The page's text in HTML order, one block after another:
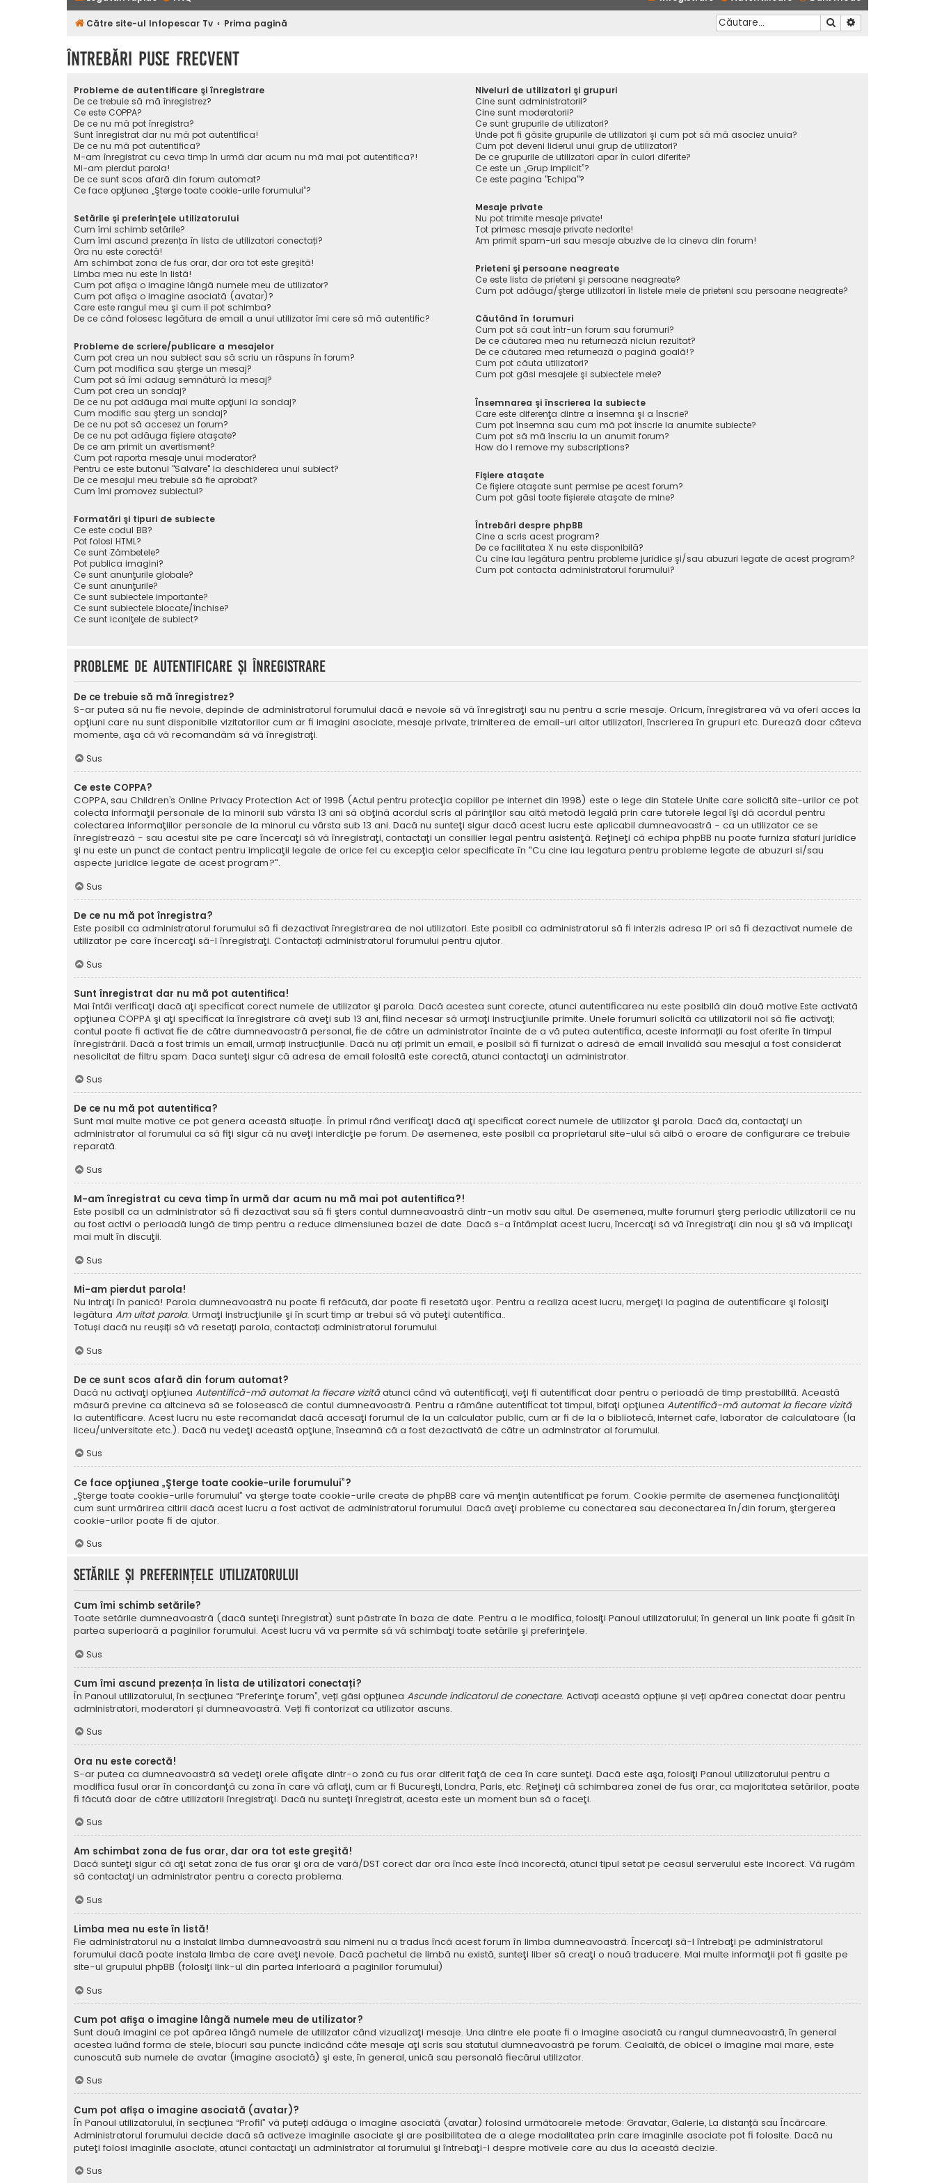
Către site-ul Infopescar Tv Prima pagină Căutare
Întrebări puse frecvent
Probleme de autentificare şi înregistrare
De ce trebuie să mă înregistrez?
Ce este COPPA?
De ce nu mă pot înregistra?
Sunt înregistrat dar nu mă pot autentifica!
De ce nu mă pot autentifica?
M-am înregistrat cu ceva timp în urmă dar acum nu mă mai pot autentifica?!
Mi-am pierdut parola!
De ce sunt scos afară din forum automat?
Ce face opţiunea „Şterge toate cookie-urile forumului”?
Setările şi preferinţele utilizatorului
Cum îmi schimb setările?
Cum îmi ascund prezența în lista de utilizatori conectați?
Ora nu este corectă!
Am schimbat zona de fus orar, dar ora tot este greşită!
Limba mea nu este în listă!
Cum pot afişa o imagine lângă numele meu de utilizator?
Cum pot afișa o imagine asociată (avatar)?
Care este rangul meu şi cum il pot schimba?
De ce când folosesc legătura de email a unui utilizator îmi cere să mă autentific?
Probleme de scriere/publicare a mesajelor
Cum pot crea un nou subiect sau să scriu un răspuns în forum?
Cum pot modifica sau şterge un mesaj?
Cum pot să îmi adaug semnătură la mesaj?
Cum pot crea un sondaj?
De ce nu pot adăuga mai multe opţiuni la sondaj?
Cum modific sau şterg un sondaj?
De ce nu pot să accesez un forum?
De ce nu pot adăuga fişiere ataşate?
De ce am primit un avertisment?
Cum pot raporta mesaje unui moderator?
Pentru ce este butonul "Salvare" la deschiderea unui subiect?
De ce mesajul meu trebuie să fie aprobat?
Cum îmi promovez subiectul?
Formatări şi tipuri de subiecte
Ce este codul BB?
Pot folosi HTML?
Ce sunt Zâmbetele?
Pot publica imagini?
Ce sunt anunţurile globale?
Ce sunt anunţurile?
Ce sunt subiectele importante?
Ce sunt subiectele blocate/închise?
Ce sunt iconiţele de subiect?
Niveluri de utilizatori şi grupuri
Cine sunt administratorii?
Cine sunt moderatorii?
Ce sunt grupurile de utilizatori?
Unde pot fi găsite grupurile de utilizatori şi cum pot să mă asociez unuia?
Cum pot deveni liderul unui grup de utilizatori?
De ce grupurile de utilizatori apar în culori diferite?
Ce este un „Grup implicit”?
Ce este pagina "Echipa"?
Mesaje private
Nu pot trimite mesaje private!
Tot primesc mesaje private nedorite!
Am primit spam-uri sau mesaje abuzive de la cineva din forum!
Prieteni şi persoane neagreate
Ce este lista de prieteni şi persoane neagreate?
Cum pot adăuga/şterge utilizatori în listele mele de prieteni sau persoane neagreate?
Căutând în forumuri
Cum pot să caut într-un forum sau forumuri?
De ce căutarea mea nu returnează niciun rezultat?
De ce căutarea mea returnează o pagină goală!?
Cum pot căuta utilizatori?
Cum pot găsi mesajele şi subiectele mele?
Însemnarea şi înscrierea la subiecte
Care este diferenţa dintre a însemna şi a înscrie?
Cum pot însemna sau cum mă pot înscrie la anumite subiecte?
Cum pot să mă înscriu la un anumit forum?
How do I remove my subscriptions?
Fişiere ataşate
Ce fişiere ataşate sunt permise pe acest forum?
Cum pot găsi toate fişierele ataşate de mine?
Întrebări despre phpBB
Cine a scris acest program?
De ce facilitatea X nu este disponibilă?
Cu cine iau legătura pentru probleme juridice şi/sau abuzuri legate de acest program?
Cum pot contacta administratorul forumului?
Probleme de autentificare şi înregistrare
De ce trebuie să mă înregistrez?
S-ar putea să nu fie nevoie, depinde de administratorul forumului dacă e nevoie să vă înregistraţi sau nu pentru a scrie mesaje. Oricum, înregistrarea vă va oferi acces la
opţiuni care nu sunt disponibile vizitatorilor cum ar fi imagini asociate, mesaje private, trimiterea de email-uri altor utilizatori, înscrierea în grupuri etc. Durează doar câteva
momente, aşa că vă recomandăm să vă înregistraţi.
Sus
Ce este COPPA?
COPPA, sau Children’s Online Privacy Protection Act of 1998 (Actul pentru protecţia copiilor pe internet din 1998) este o lege din Statele Unite care solicită site-urilor ce pot
colecta informaţii personale de la minorii sub vârsta 13 ani să obţină acordul scris al părinţilor sau altă metodă legală prin care tutorele legal îşi dă acordul pentru
colectarea informaţiilor personale de la minorul cu vârsta sub 13 ani. Dacă nu sunteţi sigur dacă acest lucru este aplicabil dumneavoastră - ca un utilizator ce se
înregistrează - sau acestui site pe care încercaţi să vă înregistraţi, contactaţi un consilier legal pentru asistenţă. Reţineţi că echipa phpBB nu poate furniza sfaturi juridice
şi nu este un punct de contact pentru implicaţii legale de orice fel cu excepţia celor specificate în "Cu cine iau legatura pentru probleme legate de abuzuri si/sau
aspecte juridice legate de acest program?".
Sus
De ce nu mă pot înregistra?
Este posibil ca administratorul forumului să fi dezactivat înregistrarea de noi utilizatori. Este posibil ca administratorul să fi interzis adresa IP ori să fi dezactivat numele de
utilizator pe care încercaţi să-l înregistraţi. Contactați administratorul forumului pentru ajutor.
Sus
Sunt înregistrat dar nu mă pot autentifica!
Mai întâi verificaţi dacă aţi specificat corect numele de utilizator şi parola. Dacă acestea sunt corecte, atunci autentificarea nu este posibilă din două motive.Este activată
opţiunea COPPA şi aţi specificat la înregistrare că aveţi sub 13 ani, fiind necesar să urmaţi instrucţiunile primite. Unele forumuri solicită ca utilizatorii noi să fie activaţi;
contul poate fi activat fie de către dumneavoastră personal, fie de către un administrator înainte de a vă putea autentifica, aceste informații au fost oferite în timpul
înregistrării. Dacă a fost trimis un email, urmați instrucțiunile. Dacă nu ați primit un email, e posibil să fi furnizat o adresă de email invalidă sau mesajul a fost considerat
nesolicitat de filtru spam. Daca sunteţi sigur că adresa de email folosită este corectă, atunci contactaţi un administrator.
Sus
De ce nu mă pot autentifica?
Sunt mai multe motive ce pot genera această situație. În primul rând verificaţi dacă aţi specificat corect numele de utilizator şi parola. Dacă da, contactaţi un
administrator al forumului ca să fiţi sigur că nu aveţi interdicţie pe forum. De asemenea, este posibil ca proprietarul site-ului să aibă o eroare de configurare ce trebuie
reparată.
Sus
M-am înregistrat cu ceva timp în urmă dar acum nu mă mai pot autentifica?!
Este posibil ca un administrator să fi dezactivat sau să fi şters contul dumneavoastră dintr-un motiv sau altul. De asemenea, multe forumuri şterg periodic utilizatorii ce nu
au fost activi o perioadă lungă de timp pentru a reduce dimensiunea bazei de date. Dacă s-a întâmplat acest lucru, încercaţi să vă înregistraţi din nou şi să vă implicaţi
mai mult în discuţii.
Sus
Mi-am pierdut parola!
Nu intraţi în panică! Parola dumneavoastră nu poate fi refăcută, dar poate fi resetată uşor. Pentru a realiza acest lucru, mergeţi la pagina de autentificare şi folosiţi
legătura Am uitat parola. Urmaţi instrucţiunile şi în scurt timp ar trebui să vă puteţi autentifica..
Totuși dacă nu reușiți să vă resetați parola, contactați administratorul forumului.
Sus
De ce sunt scos afară din forum automat?
Dacă nu activaţi opţiunea Autentifică-mă automat la fiecare vizităatunci când vă autentificaţi, veţi fi autentificat doar pentru o perioadă de timp prestabilită. Această
măsură previne ca altcineva să se folosească de contul dumneavoastră. Pentru a rămâne autentificat tot timpul, bifaţi opţiunea Autentifică-mă automat la fiecare vizită
la autentificare. Acest lucru nu este recomandat dacă accesaţi forumul de la un calculator public, cum ar fi de la o bibliotecă, internet cafe, laborator de calculatoare (la
liceu/universitate etc.). Dacă nu vedeţi această opţiune, înseamnă că a fost dezactivată de către un adminstrator al forumului.
Sus
Ce face opţiunea „Şterge toate cookie-urile forumului”?
„Şterge toate cookie-urile forumului” va şterge toate cookie-urile create de phpBB care vă menţin autentificat pe forum. Cookie permite de asemenea funcţionalităţi
cum sunt urmărirea citirii dacă acest lucru a fost activat de administratorul forumului. Dacă aveţi probleme cu conectarea sau deconectarea în/din forum, ştergerea
cookie-urilor poate fi de ajutor.
Sus
Setările şi preferinţele utilizatorului
Cum îmi schimb setările?
Toate setările dumneavoastră (dacă sunteţi înregistrat) sunt păstrate în baza de date. Pentru a le modifica, folosiţi Panoul utilizatorului; în general un link poate fi găsit în
partea superioară a paginilor forumului. Acest lucru vă va permite să vă schimbaţi toate setările şi preferinţele.
Sus
Cum îmi ascund prezența în lista de utilizatori conectați?
În Panoul utilizatorului, în secțiunea “Preferinţe forum”, veți găsi opțiunea Ascunde indicatorul de conectare. Activați această opțiune și veți apărea conectat doar pentru
administratori, moderatori și dumneavoastră. Veți fi contorizat ca utilizator ascuns.
Sus
Ora nu este corectă!
S-ar putea ca dumneavoastră să vedeţi orele afişate dintr-o zonă cu fus orar diferit faţă de cea în care sunteţi. Dacă este aşa, folosiţi Panoul utilizatorului pentru a
modifica fusul orar în concordanţă cu zona în care vă aflaţi, cum ar fi Bucureşti, Londra, Paris, etc. Reţineţi că schimbarea zonei de fus orar, ca majoritatea setărilor, poate
fi făcută doar de către utilizatorii înregistraţi. Dacă nu sunteţi înregistrat, acesta este un moment bun să o faceţi.
Sus
Am schimbat zona de fus orar, dar ora tot este greşită!
Dacă sunteţi sigur că aţi setat zona de fus orar şi ora de vară/DST corect dar ora înca este încă incorectă, atunci tipul setat pe ceasul serverului este incorect. Vă rugăm
să contactaţi un administrator pentru a corecta problema.
Sus
Limba mea nu este în listă!
Fie administratorul nu a instalat limba dumneavoastră sau nimeni nu a tradus încă acest forum în limba dumneavoastră. Încercaţi să-l întrebaţi pe administratorul
forumului dacă poate instala limba de care aveţi nevoie. Dacă pachetul de limbă nu există, sunteţi liber să creaţi o nouă traducere. Mai multe informaţii pot fi gasite pe
site-ul grupului phpBB (folosiţi link-ul din partea inferioară a paginilor forumului)
Sus
Cum pot afişa o imagine lângă numele meu de utilizator?
Sunt două imagini ce pot apărea lângă numele de utilizator când vizualizaţi mesaje. Una dintre ele poate fi o imagine asociată cu rangul dumneavoastră, în general
acestea luând forma de stele, blocuri sau puncte indicând câte mesaje aţi scris sau statutul dumneavoastră pe forum. Cealaltă, de obicei o imagine mai mare, este
cunoscută sub numele de avatar (imagine asociată) şi este, în general, unică sau personală fiecărui utilizator.
Sus
Cum pot afișa o imagine asociată (avatar)?
În Panoul utilizatorului, în secțiunea “Profil” vă puteți adăuga o imagine asociată (avatar) folosind următoarele metode: Gravatar, Galerie, La distanță sau Încărcare.
Administratorul forumului decide dacă să activeze imaginile asociate şi are posibilitatea de a alege modalitatea prin care imaginile asociate pot fi folosite. Dacă nu
puteţi folosi imaginile asociate, atunci contactaţi un administrator al forumului şi întrebaţi-l despre motivele care au dus la această decizie.
Sus